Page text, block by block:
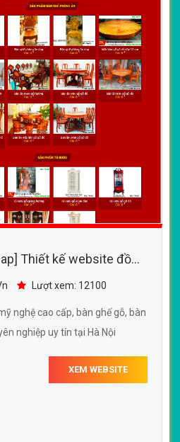
Thiết kế website đồ
bàn ghế gỗ, bàn thờ, đồ
Lượt xem: 12100
nghệ cao cấp, bàn ghế gỗ, bàn
nghiệp uy tín tại Hà Nội
XEM WEBSITE